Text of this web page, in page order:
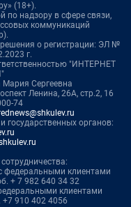
(18+).
по надзору в сфере связи,
коммуникаций
о регистрации: ЭЛ №
г.
"ИНТЕРНЕТ
Сергеевна
Ленина, 26А, стр.2, 16
74
государственных органов:
федеральными клиентами
+ 7 982 640 34 32
клиентами
+7 910 402 4056